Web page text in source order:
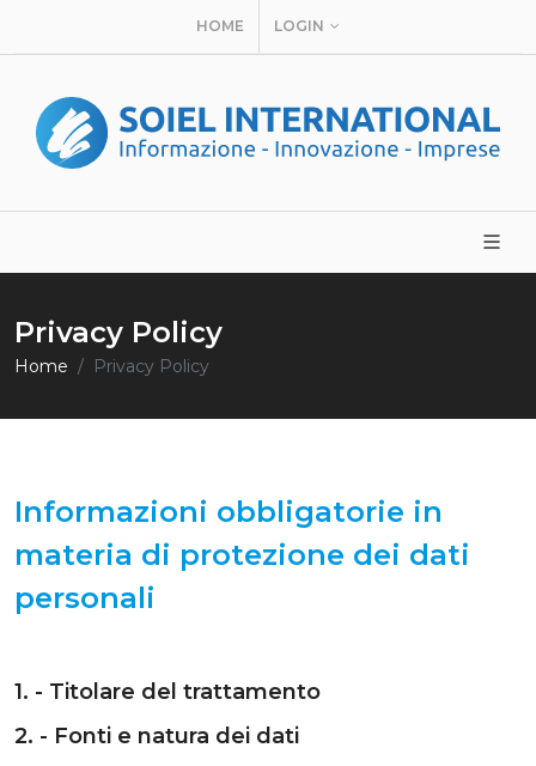
HOME LOGIN
Privacy Policy
Home Privacy Policy
Informazioni obbligatorie in
materia di protezione dei dati
personali
1. - Titolare del trattamento
2. - Fonti e natura dei dati